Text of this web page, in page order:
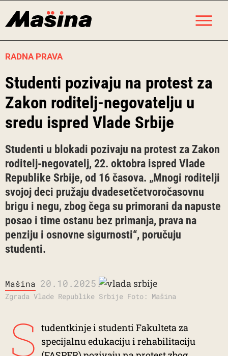
RADNA PRAVA
Studenti pozivaju na protest za
Zakon roditelj-negovatelju u
sredu ispred Vlade Srbije
Studenti u blokadi pozivaju na protest za Zakon
roditelj-negovatelj, 22. oktobra ispred Vlade
Republike Srbije, od 16 časova. „Mnogi roditelji
svojoj deci pružaju dvadesetčetvoročasovnu
brigu i negu, zbog čega su primorani da napuste
posao i time ostanu bez primanja, prava na
penziju i osnovne sigurnosti“, poručuju
studenti.
Mašina 20.10.2025.
Zgrada Vlade Republike Srbije Foto: Mašina
S tudentkinje i studenti Fakulteta za
specijalnu edukaciju i rehabilitaciju